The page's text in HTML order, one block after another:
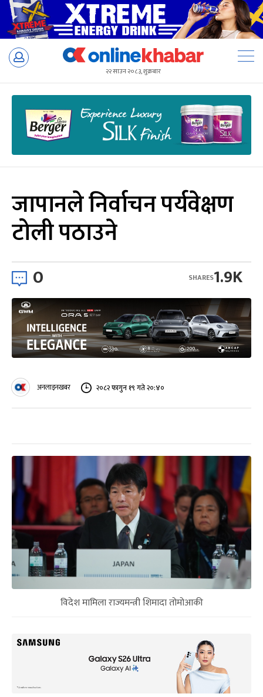
Skip
२२ साउन २०८३, शुक्रबार
जापानले निर्वाचन पर्यवेक्षण
टोली पठाउने
0 1.9K
SHARES
अनलाइनखबर २०८२ फागुन १९ गते २०:४०
विदेश मामिला राज्यमन्त्री शिमादा तोमोआकी